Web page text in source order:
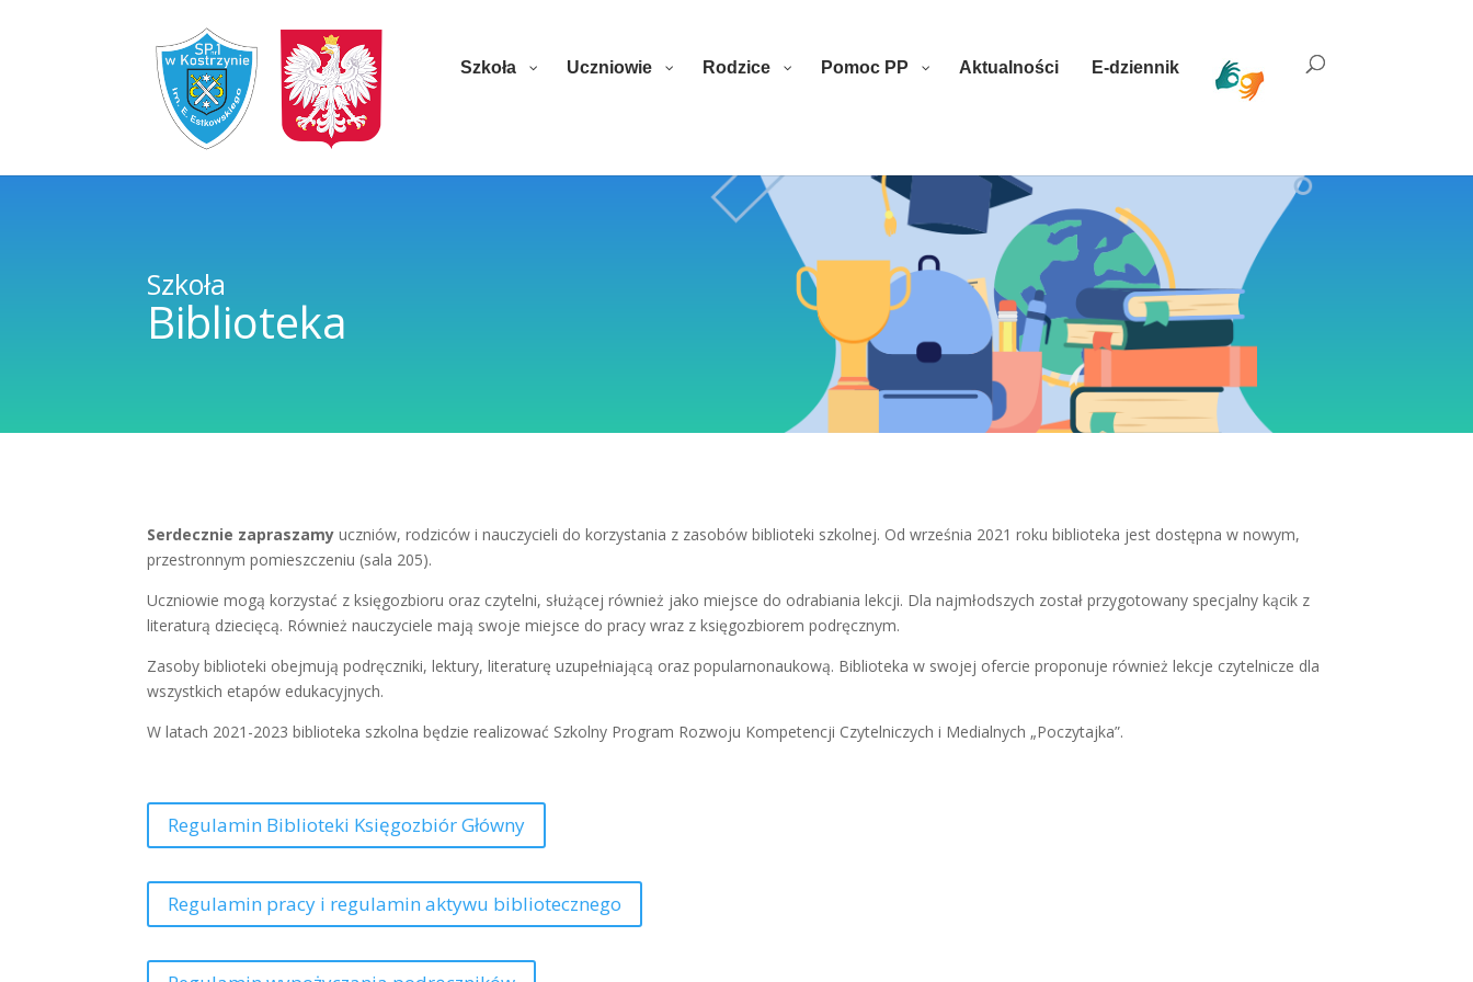
Szkoła Uczniowie Rodzice Pomoc PP Aktualności E-dziennik
Szkoła
Biblioteka
Serdecznie zapraszamy uczniów, rodziców i nauczycieli do korzystania z zasobów biblioteki szkolnej. Od września 2021 roku biblioteka jest dostępna w nowym,
przestronnym pomieszczeniu (sala 205).
Uczniowie mogą korzystać z księgozbioru oraz czytelni, służącej również jako miejsce do odrabiania lekcji. Dla najmłodszych został przygotowany specjalny kącik z
literaturą dziecięcą. Również nauczyciele mają swoje miejsce do pracy wraz z księgozbiorem podręcznym.
Zasoby biblioteki obejmują podręczniki, lektury, literaturę uzupełniającą oraz popularnonaukową. Biblioteka w swojej ofercie proponuje również lekcje czytelnicze dla
wszystkich etapów edukacyjnych.
W latach 2021-2023 biblioteka szkolna będzie realizować Szkolny Program Rozwoju Kompetencji Czytelniczych i Medialnych „Poczytajka”.
Regulamin Biblioteki Księgozbiór Główny
Regulamin pracy i regulamin aktywu bibliotecznego